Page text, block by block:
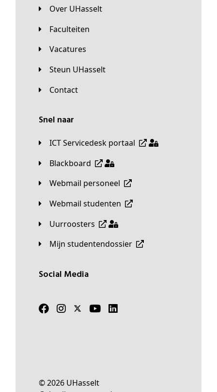
Over UHasselt
Faculteiten
Vacatures
Steun UHasselt
Contact
Snel naar
ICT Servicedesk portaal
Blackboard
Webmail personeel
Webmail studenten
Uurroosters
Mijn studentendossier
Social Media
© 2026 UHasselt